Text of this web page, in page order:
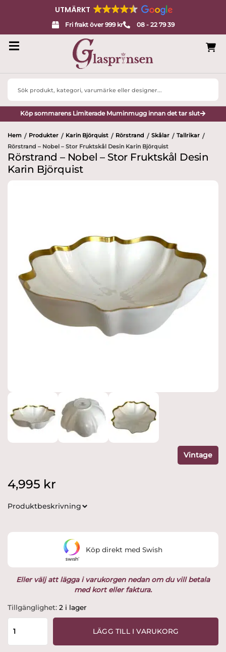
UTMÄRKT
Fri frakt över 999 kr 08 - 22 79 39
Search
Köp sommarens Limiterade Muminmugg innan det tar slut
Hem / Produkter / Karin Björquist / Rörstrand / Skålar / Tallrikar /
Rörstrand – Nobel – Stor Fruktskål Desin Karin Björquist
Rörstrand – Nobel – Stor Fruktskål Desin
Karin Björquist
Vintage
4,995 kr
Produktbeskrivning
Eller välj att lägga i varukorgen nedan om du vill betala
med kort eller faktura.
Tillgänglighet: 2 i lager
Rörstrand
-
Nobel
Stor
LÄGG TILL I VARUKORG
Köp direkt med Swish